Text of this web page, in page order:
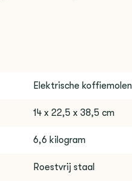
Elektrische koffiemolen
14 x 22,5 x 38,5 cm
6,6 kilogram
Roestvrij staal